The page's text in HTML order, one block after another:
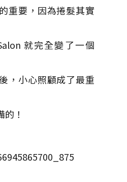
重要，因為捲髮其實
就完全變了一個
，小心照顧成了最重
！